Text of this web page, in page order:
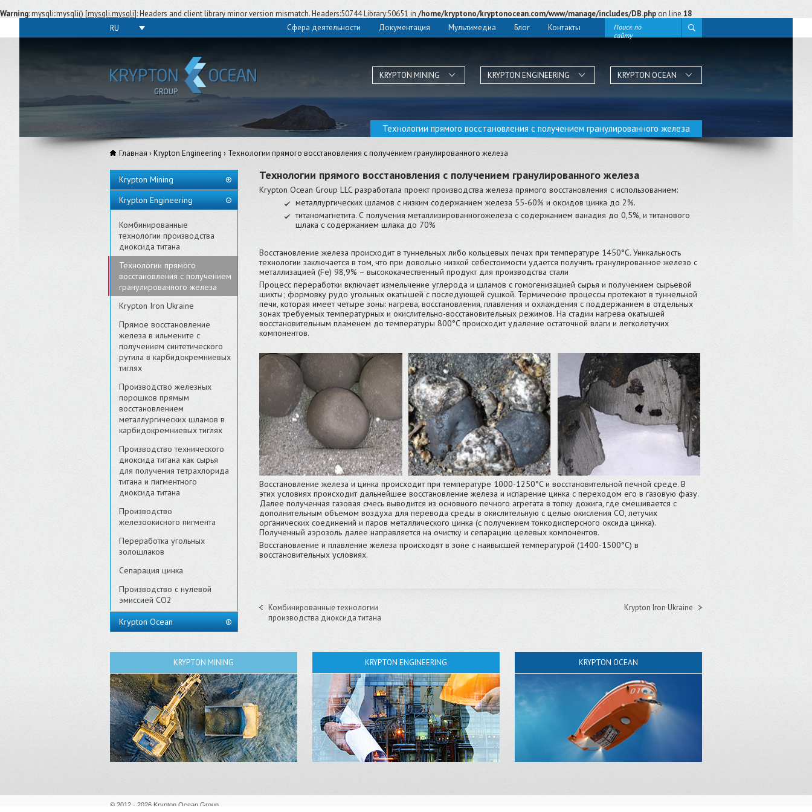
Warning: mysqli::mysqli() [mysqli.mysqli]: Headers and client library minor version mismatch. Headers:50744 Library:50651 in /home/kryptono/kryptonocean.com/www/manage/includes/DB.phpon line 18
RU
Поиск по
сайту
Сфера деятельности Документация Мультимедиа Блог Контакты
Технологии прямого восстановления с получением гранулированного железа
KRYPTON MINING KRYPTON ENGINEERING KRYPTON OCEAN
Главная ›Krypton Engineering › Технологии прямого восстановления с получением гранулированного железа
Krypton Mining
Krypton Engineering
Комбинированные
технологии производства
диоксида титана
Технологии прямого
восстановления с получением
гранулированного железа
Krypton Iron Ukraine
Прямое восстановление
железа в ильмените с
получением синтетического
рутила в карбидокремниевых
тиглях
Производство железных
порошков прямым
восстановлением
металлургических шламов в
карбидокремниевых тиглях
Производство технического
диоксида титана как сырья
для получения тетрахлорида
титана и пигментного
диоксида титана
Производство
железоокисного пигмента
Переработка угольных
золошлаков
Сепарация цинка
Производство с нулевой
эмиссией CO2
Krypton Ocean
Технологии прямого восстановления с получением гранулированного железа
Krypton Ocean Group LLC разработала проект производства железа прямого восстановления с использованием:
металлургических шламов с низким содержанием железа 55-60% и оксидов цинка до 2%.
титаномагнетита. С получения металлизированногожелеза с содержанием ванадия до 0,5%, и титанового
шлака с содержанием шлака до 70%
Восстановление железа происходит в туннельных либо кольцевых печах при температуре 1450°C. Уникальность
технологии заключается в том, что при довольно низкой себестоимости удается получить гранулированное железо с
металлизацией (Fe) 98,9% – высококачественный продукт для производства стали
Процесс переработки включает измельчение углерода и шламов с гомогенизацией сырья и получением сырьевой
шихты; формовку рудо угольных окатышей с последующей сушкой. Термические процессы протекают в туннельной
печи, которая имеет четыре зоны: нагрева, восстановления, плавления и охлаждения с поддержанием в отдельных
зонах требуемых температурных и окислительно-восстановительных режимов. На стадии нагрева окатышей
восстановительным пламенем до температуры 800°C происходит удаление остаточной влаги и легколетучих
компонентов.
Восстановление железа и цинка происходит при температуре 1000-1250°C и восстановительной печной среде. В
этих условиях происходит дальнейшее восстановление железа и испарение цинка с переходом его в газовую фазу.
Далее полученная газовая смесь выводится из основного печного агрегата в топку дожига, где смешивается с
дополнительным объемом воздуха для перевода среды в окислительную с целью окисления СО, летучих
органических соединений и паров металлического цинка (с получением тонкодисперсного оксида цинка).
Полученный аэрозоль далее направляется на очистку и сепарацию целевых компонентов.
Восстановление и плавление железа происходят в зоне с наивысшей температурой (1400-1500°C) в
восстановительных условиях.
Комбинированные технологии
производства диоксида титана
Krypton Iron Ukraine
KRYPTON MINING KRYPTON ENGINEERING KRYPTON OCEAN
© 2012 - 2026 Krypton Ocean Group.